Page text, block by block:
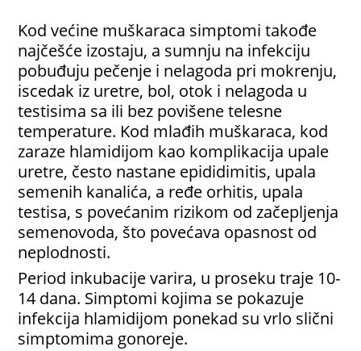
Kod većine muškaraca simptomi takođe
najčešće izostaju, a sumnju na infekciju
pobuđuju pečenje i nelagoda pri mokrenju,
iscedak iz uretre, bol, otok i nelagoda u
testisima sa ili bez povišene telesne
temperature. Kod mlađih muškaraca, kod
zaraze hlamidijom kao komplikacija upale
uretre, često nastane epididimitis, upala
semenih kanalića, a ređe orhitis, upala
testisa, s povećanim rizikom od začepljenja
semenovoda, što povećava opasnost od
neplodnosti.
Period inkubacije varira, u proseku traje 10-
14 dana. Simptomi kojima se pokazuje
infekcija hlamidijom ponekad su vrlo slični
simptomima gonoreje.